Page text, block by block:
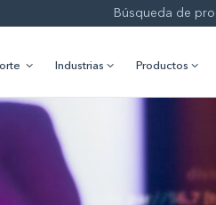
Industrias Productos